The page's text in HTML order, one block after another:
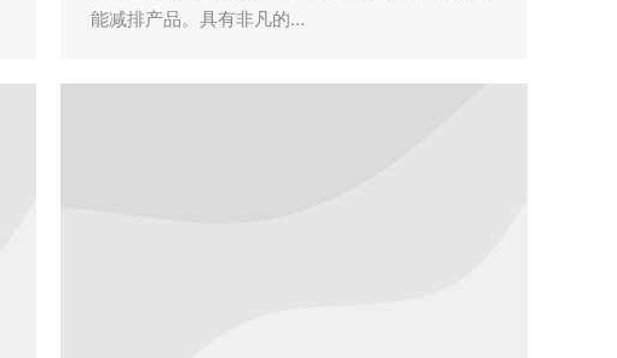
能减排产品。具有非凡的…